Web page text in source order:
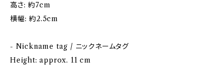
高さ: 約7cm
横幅: 約2.5cm
- Nickname tag / ニックネームタグ
Height: approx. 11 cm